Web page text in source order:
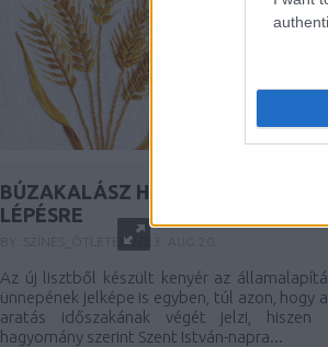
BÚZAKALÁSZ HÍMZÉSE LÉPÉSRŐL
LÉPÉSRE
SZÍNES_ÖTLETEK2023. AUG 20.
Az új lisztből készült kenyér az
ünnepének jelképe is egyben, túl azon, hogy
aratás időszakának végét jelzi, hiszen
hagyomány szerint Szent István-napra...